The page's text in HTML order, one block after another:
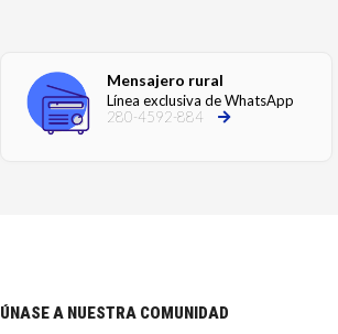
Mensajero rural
Línea exclusiva de WhatsApp
280-4592-884
ÚNASE A NUESTRA COMUNIDAD